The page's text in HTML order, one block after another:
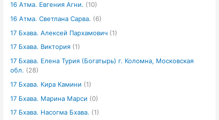
16 Атма. Евгения Агни. (10)
16 Атма. Светлана Сарва. (6)
17 Бхава. Алексей Пархамович (1)
17 Бхава. Виктория (1)
17 Бхава. Елена Турия (Богатырь) г. Коломна, Московская
обл. (28)
17 Бхава. Кира Камини (1)
17 Бхава. Марина Марси (0)
17 Бхава. Насогма Бхава. (1)